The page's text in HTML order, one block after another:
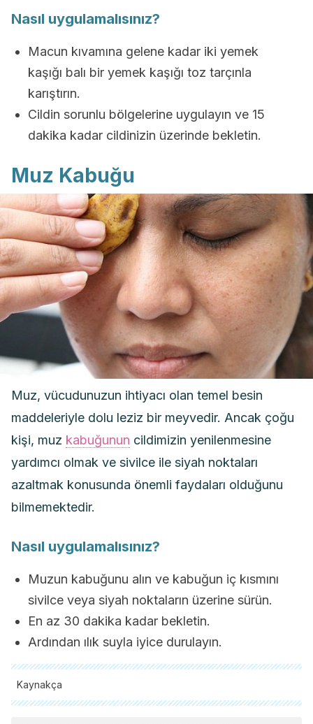
Nasıl uygulamalısınız?
Macun kıvamına gelene kadar iki yemek
kaşığı balı bir yemek kaşığı toz tarçınla
karıştırın.
Cildin sorunlu bölgelerine uygulayın ve 15
dakika kadar cildinizin üzerinde bekletin.
Muz Kabuğu
Muz, vücudunuzun ihtiyacı olan temel besin
maddeleriyle dolu leziz bir meyvedir. Ancak çoğu
kişi, muz kabuğunun cildimizin yenilenmesine
yardımcı olmak ve sivilce ile siyah noktaları
azaltmak konusunda önemli faydaları olduğunu
bilmemektedir.
Nasıl uygulamalısınız?
Muzun kabuğunu alın ve kabuğun iç kısmını
sivilce veya siyah noktaların üzerine sürün.
En az 30 dakika kadar bekletin.
Ardından ılık suyla iyice durulayın.
Kaynakça
Tüm alıntı yapılan kaynaklar, kalitelerini, güvenilirliklerini,